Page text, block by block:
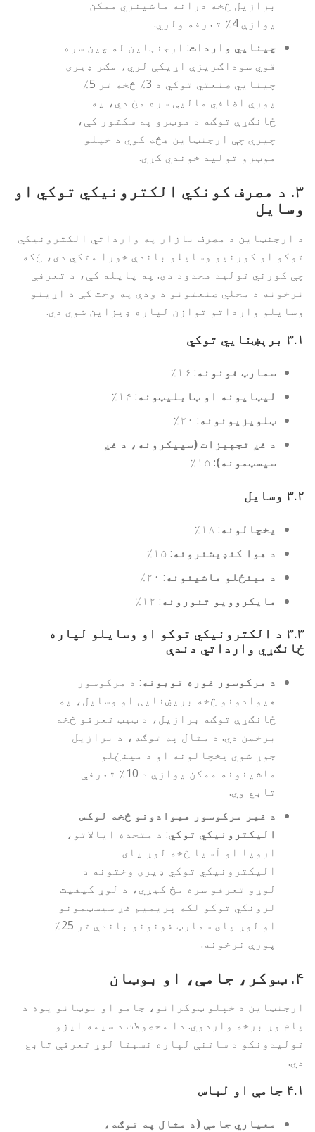
برازیل څخه درانه ماشینري ممکن
یوازې 4٪ تعرفه ولري.
چینایي واردات: ارجنټاین له چین سره
قوي سوداګریزې اړیکې لري، مګر ډیری
چینایي صنعتي توکي د 3٪ څخه تر 5٪
پورې اضافي مالیې سره مخ دي، په
ځانګړې توګه د موټرو په سکتور کې،
چیرې چې ارجنټاین هڅه کوي د خپلو
موټرو تولید خوندي کړي.
۳.
د مصرف کونکي الکترونیکي توکي او
وسایل
د ارجنټاین د مصرف بازار په وارداتي الکترونیکي
توکو او کورنیو وسایلو باندې خورا متکي دی، ځکه
چې کورني تولید محدود دی. په پایله کې، د تعرفې
نرخونه د محلي صنعتونو د ودې په وخت کې د اړینو
وسایلو وارداتو توازن لپاره ډیزاین شوي دي.
۳.۱ برېښنايي توکي
سمارټ فونونه: ۱۶٪
لپټاپونه او ټابلیټونه: ۱۴٪
ټلویزیونونه: ۲۰٪
د غږ تجهیزات (سپیکرونه، د غږ
سیسټمونه): ۱۵٪
۳.۲ وسایل
یخچالونه: ۱۸٪
د هوا کنډیشنرونه: ۱۵٪
د مینځلو ماشینونه: ۲۰٪
مایکروویو تنورونه: ۱۲٪
۳.۳ د الکترونیکي توکو او وسایلو لپاره
ځانګړي وارداتي دندې
د مرکوسور غوره توبونه: د مرکوسور
هیوادونو څخه بریښنایی او وسایل، په
ځانګړې توګه برازیل، د ټیټ تعرفو څخه
برخمن دي. د مثال په توګه، د برازیل
جوړ شوي یخچالونه او د مینځلو
ماشینونه ممکن یوازې د 10٪ تعرفې
تابع وي.
د غیر مرکوسور هیوادونو څخه لوکس
الیکترونیکي توکي: د متحده ایالاتو،
اروپا او آسیا څخه لوړ پای
الیکترونیکي توکي ډیری وختونه د
لوړو تعرفو سره مخ کیږي، د لوړ کیفیت
لرونکي توکو لکه پریمیم غږ سیسټمونو
او لوړ پای سمارټ فونونو باندې تر 25٪
پورې نرخونه.
۴. ټوکر، جامې، او بوټان
ارجنټاین د خپلو ټوکرانو، جامو او بوټانو یوه د
پام وړ برخه واردوي. دا محصولات د سیمه ایزو
تولیدونکو د ساتنې لپاره نسبتا لوړ تعرفې تابع
دي.
۴.۱ جامې او لباس
معیاري جامې (د مثال په توګه،